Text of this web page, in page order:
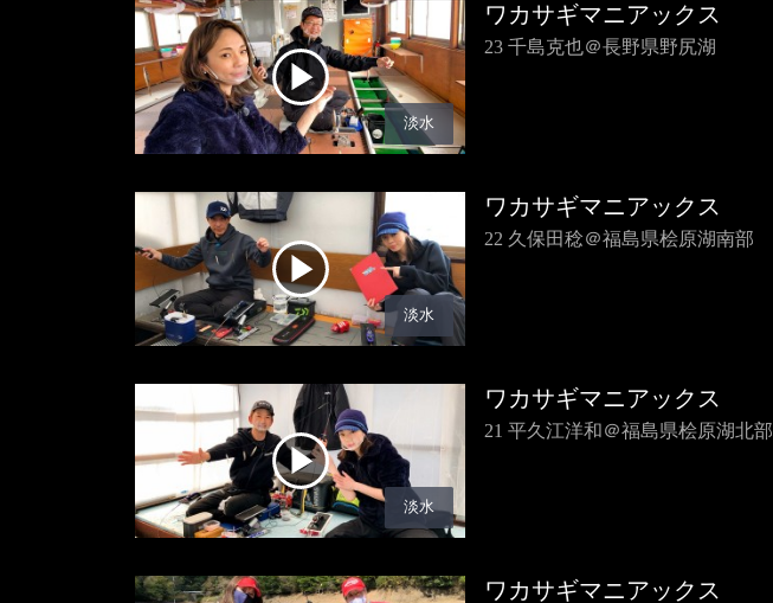
淡水
ワカサギマニアックス
23 千島克也＠長野県野尻湖
淡水
ワカサギマニアックス
22 久保田稔＠福島県桧原湖南部
淡水
ワカサギマニアックス
21 平久江洋和＠福島県桧原湖北部
ワカサギマニアックス